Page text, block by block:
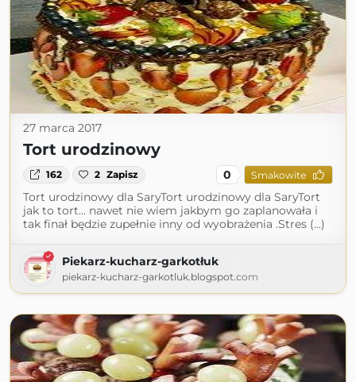
27 marca 2017
Tort urodzinowy
162 2 Zapisz 0 Smakowite
Tort urodzinowy dla SaryTort urodzinowy dla SaryTort
jak to tort... nawet nie wiem jakbym go zaplanowała i
tak finał będzie zupełnie inny od wyobrażenia .Stres (...)
Piekarz-kucharz-garkotłuk
piekarz-kucharz-garkotluk.blogspot.com